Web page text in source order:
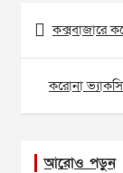
Postকক্সবাজারে
করোনা
আরোও পড়ুন